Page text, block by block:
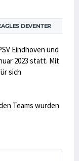
DEVENTER
Eindhoven und
2023 statt. Mit
sich
Teams wurden